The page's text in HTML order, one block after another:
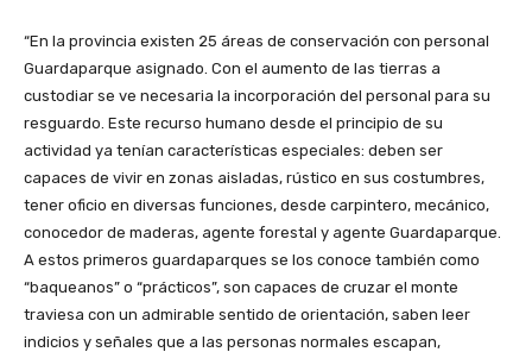
“En la provincia existen 25 áreas de conservación con personal
Guardaparque asignado. Con el aumento de las tierras a
custodiar se ve necesaria la incorporación del personal para su
resguardo. Este recurso humano desde el principio de su
actividad ya tenían características especiales: deben ser
capaces de vivir en zonas aisladas, rústico en sus costumbres,
tener oficio en diversas funciones, desde carpintero, mecánico,
conocedor de maderas, agente forestal y agente Guardaparque.
A estos primeros guardaparques se los conoce también como
“baqueanos” o “prácticos”, son capaces de cruzar el monte
traviesa con un admirable sentido de orientación, saben leer
indicios y señales que a las personas normales escapan,